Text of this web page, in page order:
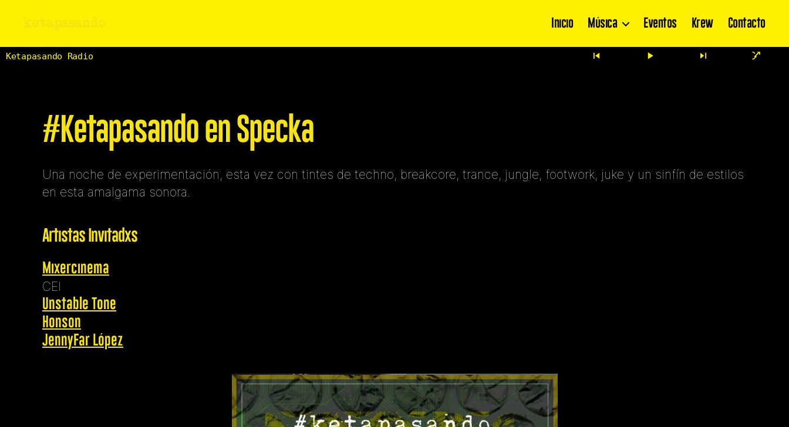
Inicio Música Eventos Krew Contacto
#Ketapasando en Specka
Una noche de experimentación, esta vez con tintes de techno, breakcore, trance, jungle, footwork, juke y un sinfín de estilos
en esta amalgama sonora.
Artistas Invitadxs
Mixercinema
CEI
Unstable Tone
Honson
JennyFar López
Ketapasando Radio